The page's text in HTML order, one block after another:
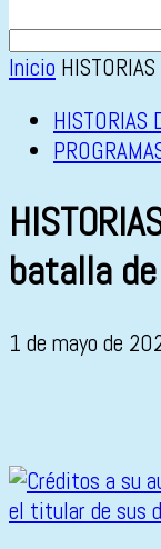
Inicio
HISTORIAS
batalla
1 de mayo de